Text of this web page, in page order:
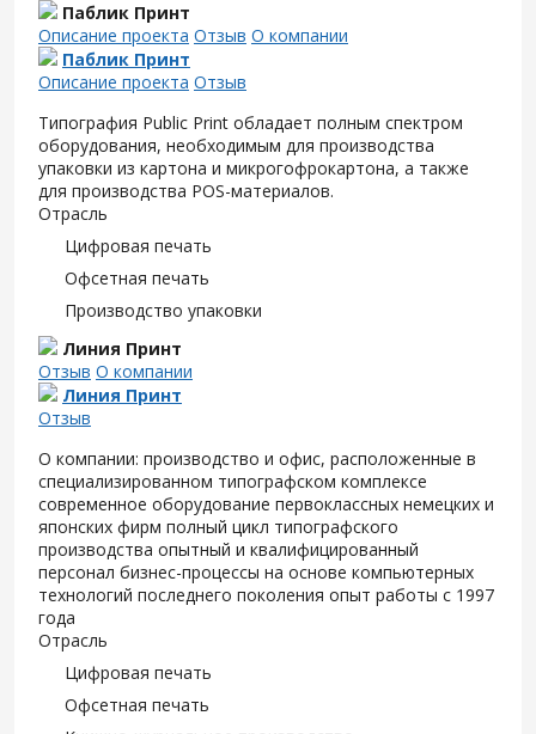
Паблик Принт
Описание проекта Отзыв О компании
Паблик Принт
Описание проекта Отзыв
Типография Public Print обладает полным спектром
оборудования, необходимым для производства
упаковки из картона и микрогофрокартона, а также
для производства POS-материалов.
Отрасль
Цифровая печать
Офсетная печать
Производство упаковки
Линия Принт
Отзыв О компании
Линия Принт
Отзыв
О компании: производство и офис, расположенные в
специализированном типографском комплексе
современное оборудование первоклассных немецких и
японских фирм полный цикл типографского
производства опытный и квалифицированный
персонал бизнес-процессы на основе компьютерных
технологий последнего поколения опыт работы с 1997
года
Отрасль
Цифровая печать
Офсетная печать